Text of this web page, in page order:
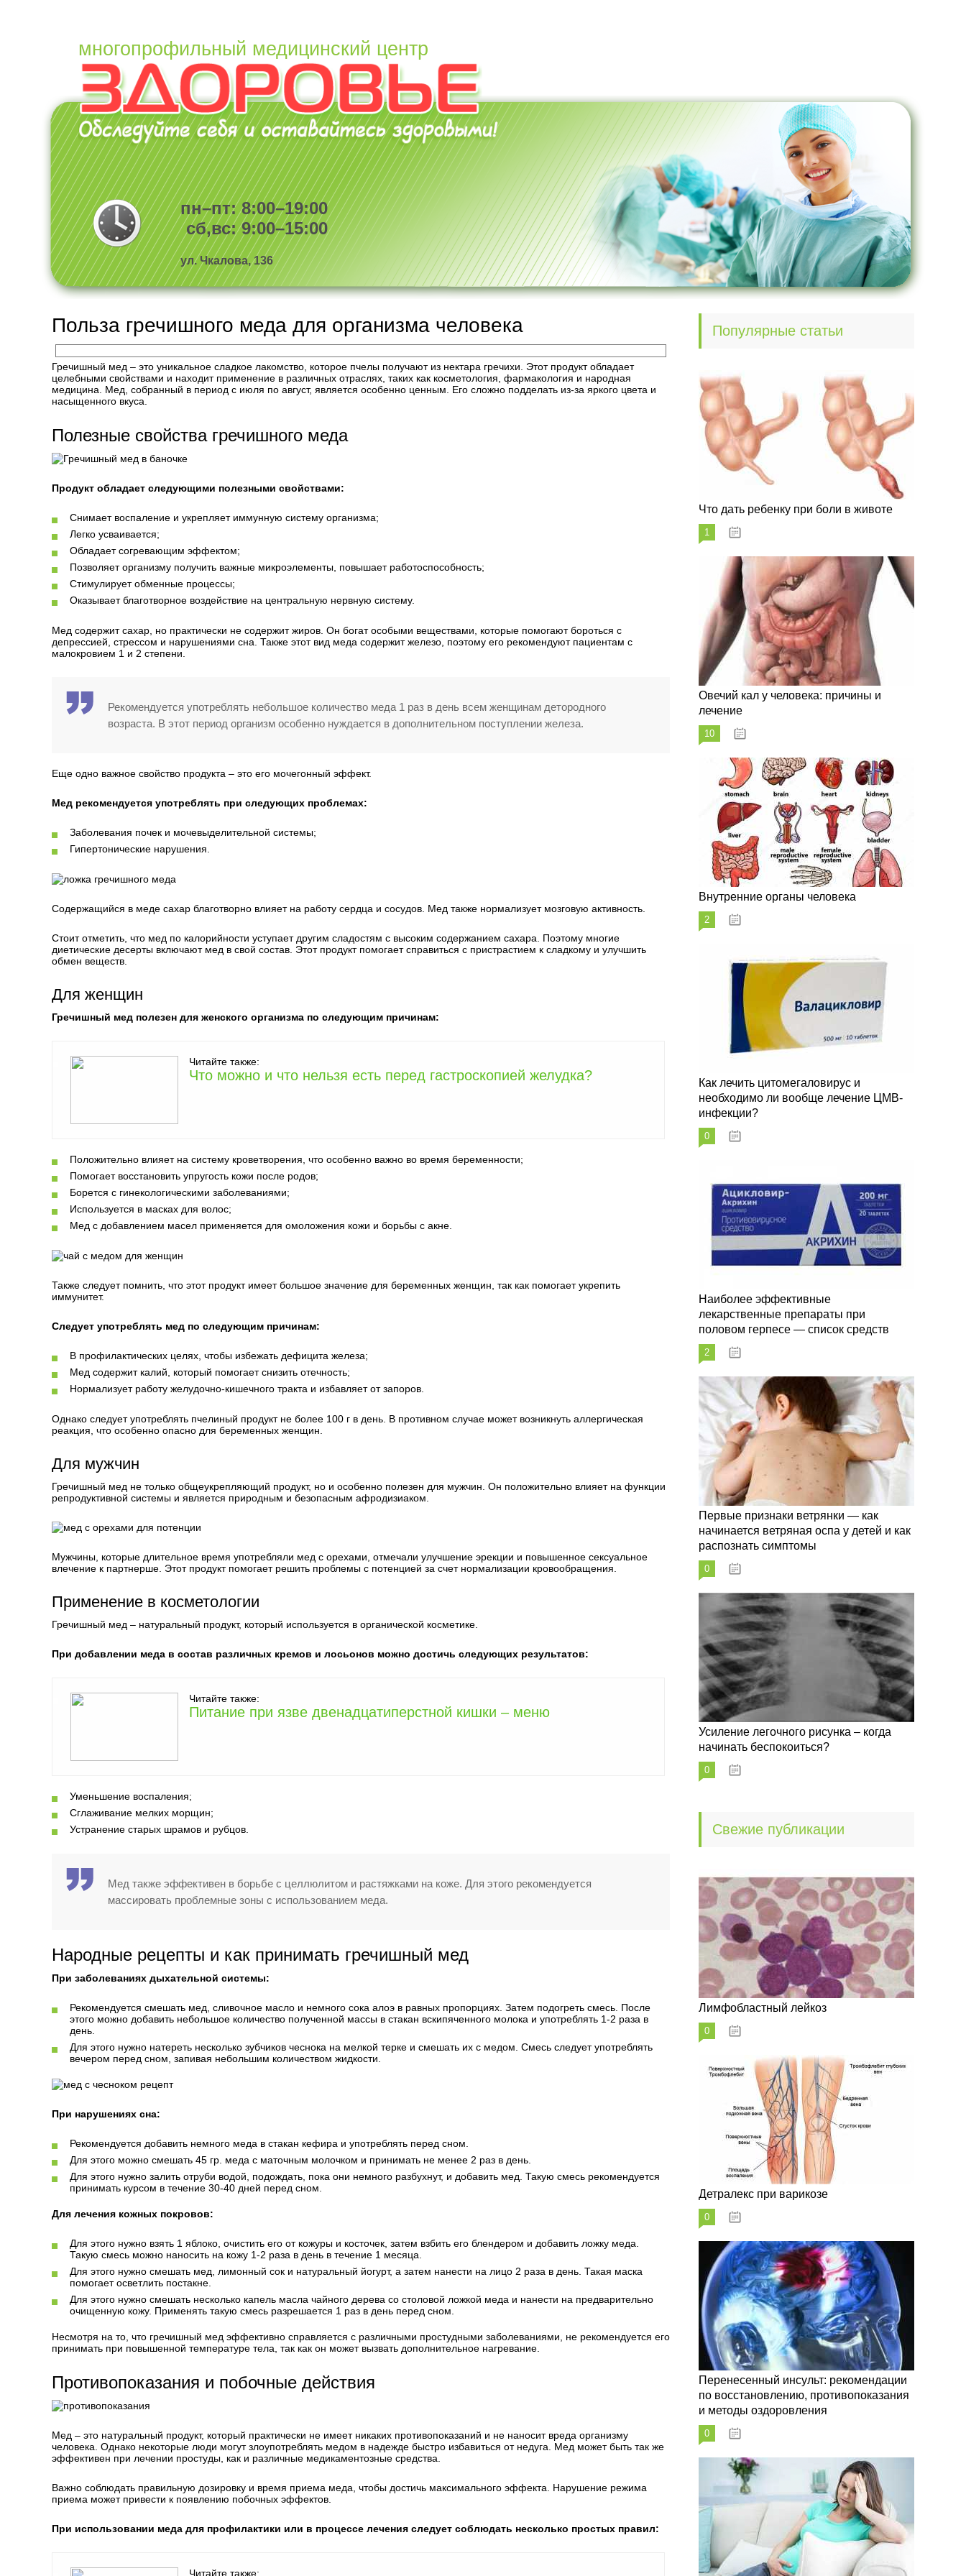
многопрофильный медицинский центр
пн–пт: 8:00–19:00
сб,вс: 9:00–15:00
ул. Чкалова, 136
Польза гречишного меда для организма человека
Гречишный мед – это уникальное сладкое лакомство, которое пчелы получают из нектара гречихи. Этот продукт обладает
целебными свойствами и находит применение в различных отраслях, таких как косметология, фармакология и народная
медицина. Мед, собранный в период с июля по август, является особенно ценным. Его сложно подделать из-за яркого цвета и
насыщенного вкуса.
Полезные свойства гречишного меда
Продукт обладает следующими полезными свойствами:
Снимает воспаление и укрепляет иммунную систему организма;
Легко усваивается;
Обладает согревающим эффектом;
Позволяет организму получить важные микроэлементы, повышает работоспособность;
Стимулирует обменные процессы;
Оказывает благотворное воздействие на центральную нервную систему.
Мед содержит сахар, но практически не содержит жиров. Он богат особыми веществами, которые помогают бороться с
депрессией, стрессом и нарушениями сна. Также этот вид меда содержит железо, поэтому его рекомендуют пациентам с
малокровием 1 и 2 степени.
Рекомендуется употреблять небольшое количество меда 1 раз в день всем женщинам детородного
возраста. В этот период организм особенно нуждается в дополнительном поступлении железа.
Еще одно важное свойство продукта – это его мочегонный эффект.
Мед рекомендуется употреблять при следующих проблемах:
Заболевания почек и мочевыделительной системы;
Гипертонические нарушения.
Содержащийся в меде сахар благотворно влияет на работу сердца и сосудов. Мед также нормализует мозговую активность.
Стоит отметить, что мед по калорийности уступает другим сладостям с высоким содержанием сахара. Поэтому многие
диетические десерты включают мед в свой состав. Этот продукт помогает справиться с пристрастием к сладкому и улучшить
обмен веществ.
Для женщин
Гречишный мед полезен для женского организма по следующим причинам:
Читайте также:
Что можно и что нельзя есть перед гастроскопией желудка?
Положительно влияет на систему кроветворения, что особенно важно во время беременности;
Помогает восстановить упругость кожи после родов;
Борется с гинекологическими заболеваниями;
Используется в масках для волос;
Мед с добавлением масел применяется для омоложения кожи и борьбы с акне.
Также следует помнить, что этот продукт имеет большое значение для беременных женщин, так как помогает укрепить
иммунитет.
Следует употреблять мед по следующим причинам:
В профилактических целях, чтобы избежать дефицита железа;
Мед содержит калий, который помогает снизить отечность;
Нормализует работу желудочно-кишечного тракта и избавляет от запоров.
Однако следует употреблять пчелиный продукт не более 100 г в день. В противном случае может возникнуть аллергическая
реакция, что особенно опасно для беременных женщин.
Для мужчин
Гречишный мед не только общеукрепляющий продукт, но и особенно полезен для мужчин. Он положительно влияет на функции
репродуктивной системы и является природным и безопасным афродизиаком.
Мужчины, которые длительное время употребляли мед с орехами, отмечали улучшение эрекции и повышенное сексуальное
влечение к партнерше. Этот продукт помогает решить проблемы с потенцией за счет нормализации кровообращения.
Применение в косметологии
Гречишный мед – натуральный продукт, который используется в органической косметике.
При добавлении меда в состав различных кремов и лосьонов можно достичь следующих результатов:
Читайте также:
Питание при язве двенадцатиперстной кишки – меню
Уменьшение воспаления;
Сглаживание мелких морщин;
Устранение старых шрамов и рубцов.
Мед также эффективен в борьбе с целлюлитом и растяжками на коже. Для этого рекомендуется
массировать проблемные зоны с использованием меда.
Народные рецепты и как принимать гречишный мед
При заболеваниях дыхательной системы:
Рекомендуется смешать мед, сливочное масло и немного сока алоэ в равных пропорциях. Затем подогреть смесь. После
этого можно добавить небольшое количество полученной массы в стакан вскипяченного молока и употреблять 1-2 раза в
день.
Для этого нужно натереть несколько зубчиков чеснока на мелкой терке и смешать их с медом. Смесь следует употреблять
вечером перед сном, запивая небольшим количеством жидкости.
При нарушениях сна:
Рекомендуется добавить немного меда в стакан кефира и употреблять перед сном.
Для этого можно смешать 45 гр. меда с маточным молочком и принимать не менее 2 раз в день.
Для этого нужно залить отруби водой, подождать, пока они немного разбухнут, и добавить мед. Такую смесь рекомендуется
принимать курсом в течение 30-40 дней перед сном.
Для лечения кожных покровов:
Для этого нужно взять 1 яблоко, очистить его от кожуры и косточек, затем взбить его блендером и добавить ложку меда.
Такую смесь можно наносить на кожу 1-2 раза в день в течение 1 месяца.
Для этого нужно смешать мед, лимонный сок и натуральный йогурт, а затем нанести на лицо 2 раза в день. Такая маска
помогает осветлить постакне.
Для этого нужно смешать несколько капель масла чайного дерева со столовой ложкой меда и нанести на предварительно
очищенную кожу. Применять такую смесь разрешается 1 раз в день перед сном.
Несмотря на то, что гречишный мед эффективно справляется с различными простудными заболеваниями, не рекомендуется его
принимать при повышенной температуре тела, так как он может вызвать дополнительное нагревание.
Противопоказания и побочные действия
Мед – это натуральный продукт, который практически не имеет никаких противопоказаний и не наносит вреда организму
человека. Однако некоторые люди могут злоупотреблять медом в надежде быстро избавиться от недуга. Мед может быть так же
эффективен при лечении простуды, как и различные медикаментозные средства.
Важно соблюдать правильную дозировку и время приема меда, чтобы достичь максимального эффекта. Нарушение режима
приема может привести к появлению побочных эффектов.
При использовании меда для профилактики или в процессе лечения следует соблюдать несколько простых правил:
Читайте также:
Популярные статьи
Что дать ребенку при боли в животе
1
Овечий кал у человека: причины и
лечение
10
Внутренние органы человека
2
Как лечить цитомегаловирус и
необходимо ли вообще лечение ЦМВ-
инфекции?
0
Наиболее эффективные
лекарственные препараты при
половом герпесе — список средств
2
Первые признаки ветрянки — как
начинается ветряная оспа у детей и как
распознать симптомы
0
Усиление легочного рисунка – когда
начинать беспокоиться?
0
Свежие публикации
Лимфобластный лейкоз
0
Детралекс при варикозе
0
Перенесенный инсульт: рекомендации
по восстановлению, противопоказания
и методы оздоровления
0